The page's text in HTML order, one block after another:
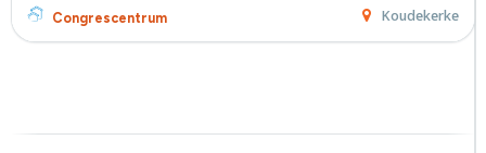
Congrescentrum Koudekerke